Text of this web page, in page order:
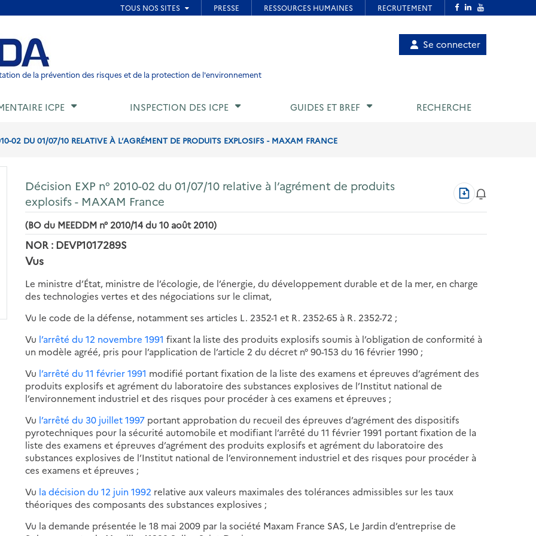
de page
de la prévention des risques et de la protection de l'environnement
Menu
utilisateur
Se connecter
ICPE INSPECTION DES ICPE GUIDES ET BREF RECHERCHE
02 DU 01/07/10 RELATIVE À L’AGRÉMENT DE PRODUITS EXPLOSIFS - MAXAM FRANCE
Décision EXP n° 2010-02 du 01/07/10 relative à l’agrément de produits
explosifs - MAXAM France
Télécharger
au
format
(BO du MEEDDM n° 2010/14 du 10 août 2010)
NOR : DEVP1017289S
Vus
Le ministre d’État, ministre de l’écologie, de l’énergie, du développement durable et de la mer, en charge
des technologies vertes et des négociations sur le climat,
Vu le code de la défense, notamment ses articles L. 2352-1 et R. 2352-65 à R. 2352-72 ;
Vu l’arrêté du 12 novembre 1991 fixant la liste des produits explosifs soumis à l’obligation de conformité à
un modèle agréé, pris pour l’application de l’article 2 du décret n° 90-153 du 16 février 1990 ;
Vu l’arrêté du 11 février 1991 modifié portant fixation de la liste des examens et épreuves d’agrément des
produits explosifs et agrément du laboratoire des substances explosives de l’Institut national de
l’environnement industriel et des risques pour procéder à ces examens et épreuves ;
Vu l’arrêté du 30 juillet 1997 portant approbation du recueil des épreuves d’agrément des dispositifs
pyrotechniques pour la sécurité automobile et modifiant l’arrêté du 11 février 1991 portant fixation de la
liste des examens et épreuves d’agrément des produits explosifs et agrément du laboratoire des
substances explosives de l’Institut national de l’environnement industriel et des risques pour procéder à
ces examens et épreuves ;
Vu la décision du 12 juin 1992 relative aux valeurs maximales des tolérances admissibles sur les taux
théoriques des composants des substances explosives ;
Vu la demande présentée le 18 mai 2009 par la société Maxam France SAS, Le Jardin d’entreprise de